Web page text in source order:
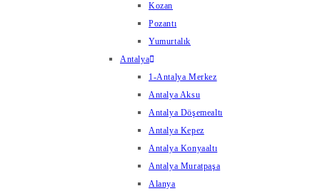
Kozan
Pozantı
Yumurtalık
Antalya
1-Antalya Merkez
Antalya Aksu
Antalya Döşemealtı
Antalya Kepez
Antalya Konyaaltı
Antalya Muratpaşa
Alanya